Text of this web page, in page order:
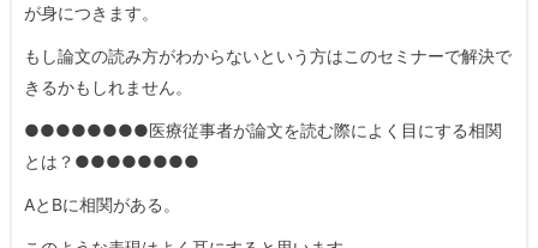
が身につきます。
もし論文の読み方がわからないという方はこのセミナーで解決で
きるかもしれません。
●●●●●●●●医療従事者が論文を読む際によく目にする相関
とは？●●●●●●●●
AとBに相関がある。